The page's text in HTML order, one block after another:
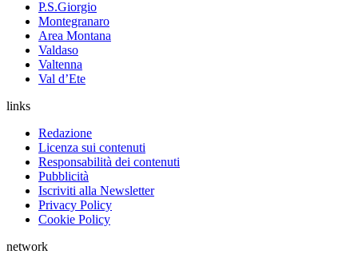
P.S.Giorgio
Montegranaro
Area Montana
Valdaso
Valtenna
Val d’Ete
links
Redazione
Licenza sui contenuti
Responsabilità dei contenuti
Pubblicità
Iscriviti alla Newsletter
Privacy Policy
Cookie Policy
network